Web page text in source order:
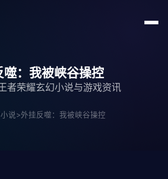
噬：我被峡谷操控
者荣耀玄幻小说与游戏资讯
说>外挂反噬：我被峡谷操控